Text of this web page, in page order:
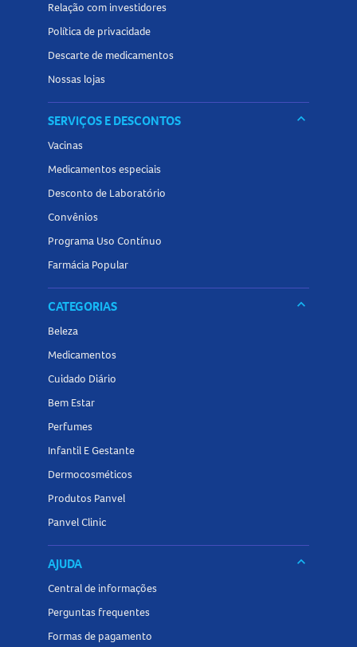
para complementar sua rotina de cuidados nutricionais!
Relação com investidores
Política de privacidade
Descarte de medicamentos
Nossas lojas
SERVIÇOS E DESCONTOS keyboard_arrow_down
Vacinas
Medicamentos especiais
Desconto de Laboratório
Convênios
Programa Uso Contínuo
Farmácia Popular
CATEGORIAS keyboard_arrow_down
Beleza
Medicamentos
Cuidado Diário
Bem Estar
Perfumes
Infantil E Gestante
Dermocosméticos
Produtos Panvel
Panvel Clinic
AJUDA keyboard_arrow_down
Central de informações
Perguntas frequentes
Formas de pagamento